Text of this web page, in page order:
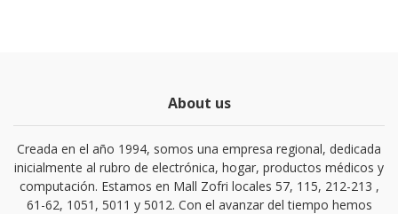
About us
Creada en el año 1994, somos una empresa regional, dedicada
inicialmente al rubro de electrónica, hogar, productos médicos y
computación. Estamos en Mall Zofri locales 57, 115, 212-213 ,
61-62, 1051, 5011 y 5012. Con el avanzar del tiempo hemos